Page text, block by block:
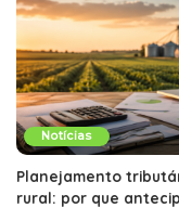
Notícias
Planejamento
rural: por que